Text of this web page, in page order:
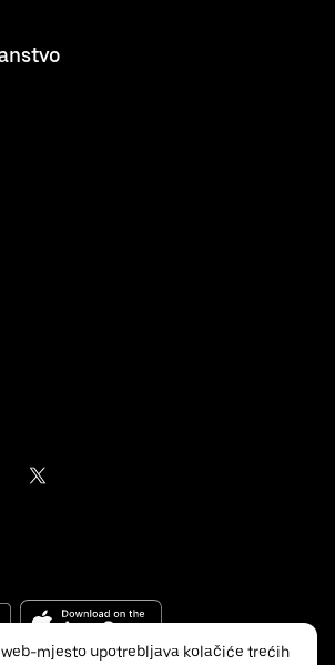
web-mjesto upotrebljava kolačiće trećih